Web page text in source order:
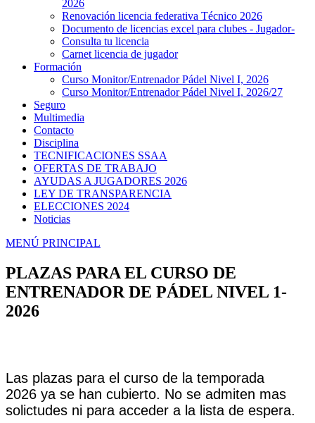
2026
Renovación licencia federativa Técnico 2026
Documento de licencias excel para clubes - Jugador-
Consulta tu licencia
Carnet licencia de jugador
Formación
Curso Monitor/Entrenador Pádel Nivel I, 2026
Curso Monitor/Entrenador Pádel Nivel I, 2026/27
Seguro
Multimedia
Contacto
Disciplina
TECNIFICACIONES SSAA
OFERTAS DE TRABAJO
AYUDAS A JUGADORES 2026
LEY DE TRANSPARENCIA
ELECCIONES 2024
Noticias
MENÚ PRINCIPAL
PLAZAS PARA EL CURSO DE
ENTRENADOR DE PÁDEL NIVEL 1-
2026
Las plazas para el curso de la temporada
2026 ya se han cubierto. No se admiten mas
solictudes ni para acceder a la lista de espera.